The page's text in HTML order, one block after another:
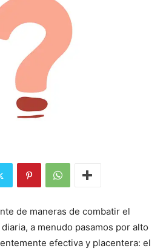
de maneras de combatir el
a menudo pasamos por alto
efectiva y placentera: el